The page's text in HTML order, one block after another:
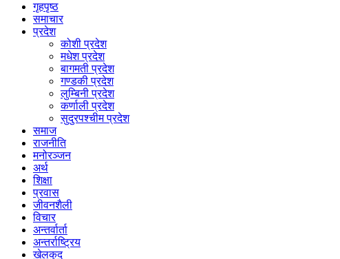
गृहपृष्ठ
समाचार
प्रदेश
कोशी प्रदेश
मधेश प्रदेश
बागमती प्रदेश
गण्डकी प्रदेश
लुम्बिनी प्रदेश
कर्णाली प्रदेश
सुदुरपश्चीम प्रदेश
समाज
राजनीति
मनोरञ्जन
अर्थ
शिक्षा
प्रवास
जीवनशैली
विचार
अन्तर्वार्ता
अन्तर्राष्ट्रिय
खेलकुद